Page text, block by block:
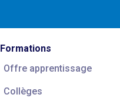
Formations
Offre apprentissage
Collèges